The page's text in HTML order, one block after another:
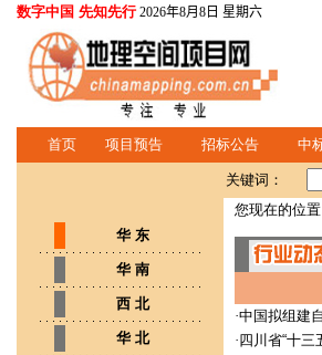
数字中国 先知先行 2026年8月8日 星期六
首页 项目预告 招标公告 中
关键词：
华 东
华 南
西 北
华 北
您现在的位置
·中国拟组建
·四川省“十三